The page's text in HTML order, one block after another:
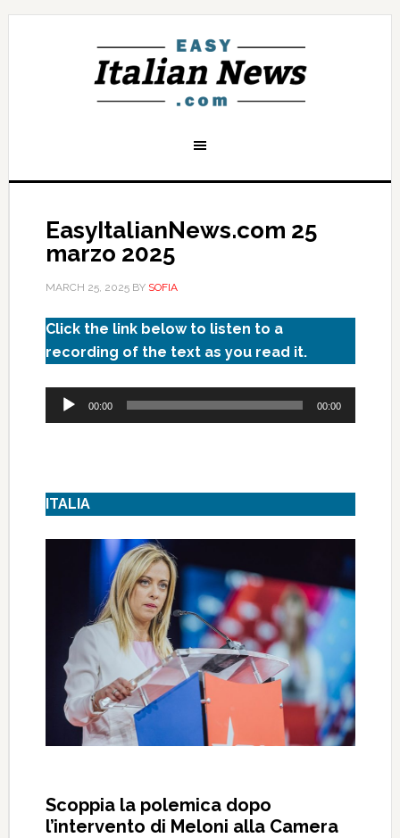
EasyItalianNews.com 25
marzo 2025
MARCH 25, 2025BY SOFIA
Click the link below to listen to a
recording of the text as you read it.
Audio
Player
00:00 00:00
ITALIA
Scoppia la polemica dopo
l’intervento di Meloni alla Camera